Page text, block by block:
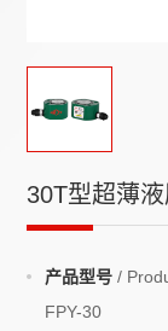
30T型超薄
产品型号/
FPY-30